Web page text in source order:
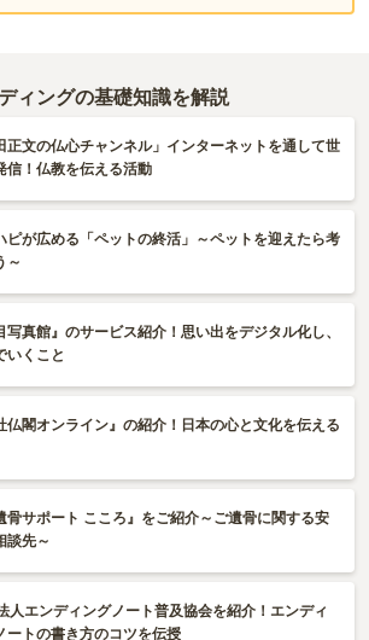
ィングの基礎知識を解説
正文の仏心チャンネル」インターネットを通して世
信！仏教を伝える活動
ピが広める「ペットの終活」～ペットを迎えたら考
～
写真館』のサービス紹介！思い出をデジタル化し、
いくこと
仏閣オンライン』の紹介！日本の心と文化を伝える
骨サポート こころ』をご紹介～ご遺骨に関する安
談先～
人エンディングノート普及協会を紹介！エンディ
ートの書き方のコツを伝授